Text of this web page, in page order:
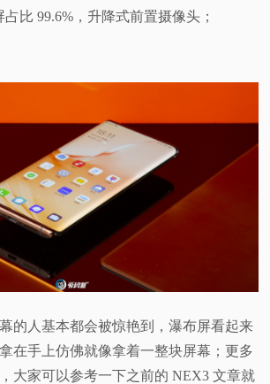
比 99.6%，升降式前置摄像头；
的人基本都会被惊艳到，瀑布屏看起来
在手上仿佛就像拿着一整块屏幕；更多
大家可以参考一下之前的 NEX3 文章就